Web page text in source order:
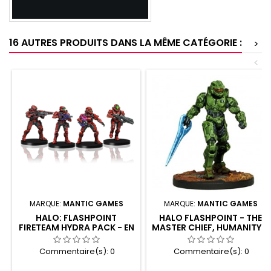
16 AUTRES PRODUITS DANS LA MÊME CATÉGORIE :
>
<
MARQUE: MANTIC GAMES
HALO: FLASHPOINT
FIRETEAM HYDRA PACK - EN
Commentaire(s): 0
MARQUE: MANTIC GAMES
HALO FLASHPOINT - THE
MASTER CHIEF, HUMANITY'S
GREATEST WEAPON (EN)
Commentaire(s): 0